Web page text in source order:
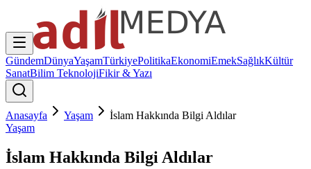
GündemDünyaYaşamTürkiyePolitikaEkonomiEmekSağlıkKültür
SanatBilim TeknolojiFikir & Yazı
Anasayfa Yaşam
İslam Hakkında Bilgi Aldılar
Yaşam
İslam Hakkında Bilgi Aldılar